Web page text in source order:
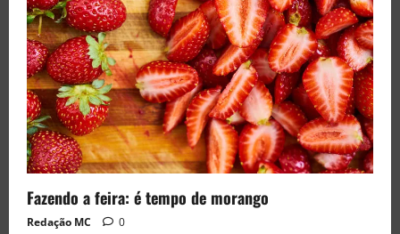
Fazendo a feira: é tempo de morango
Redação MC 0